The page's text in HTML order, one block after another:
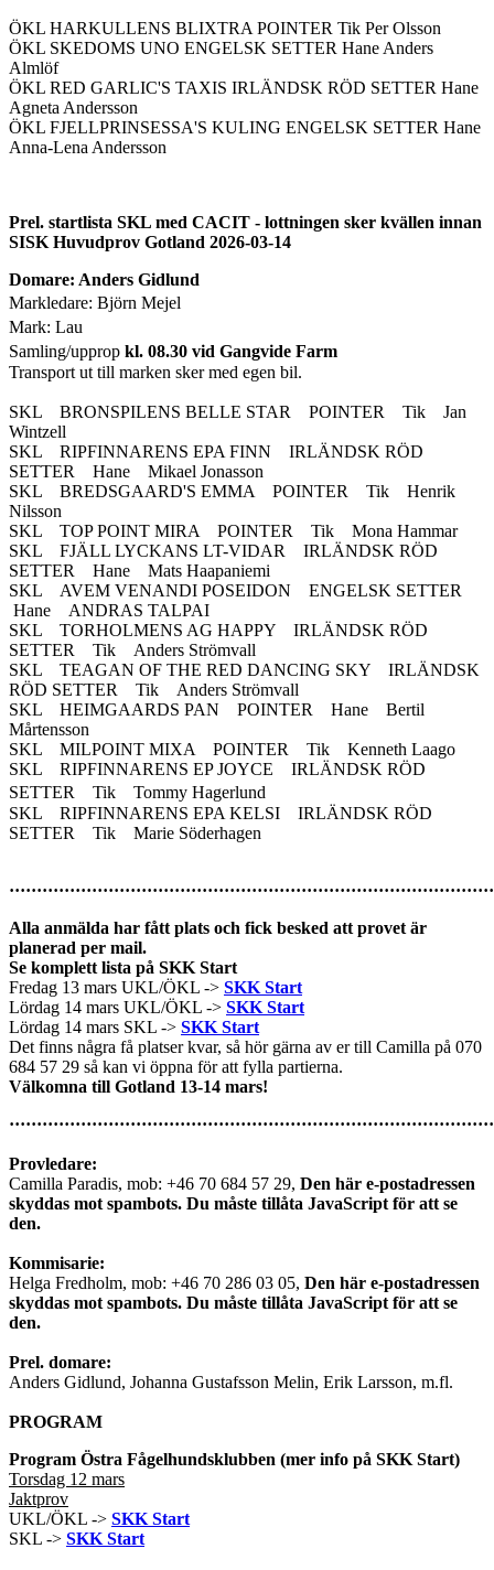
ÖKL HARKULLENS BLIXTRA POINTER Tik Per Olsson
ÖKL SKEDOMS UNO ENGELSK SETTER Hane Anders
Almlöf
ÖKL RED GARLIC'S TAXIS IRLÄNDSK RÖD SETTER Hane
Agneta Andersson
ÖKL FJELLPRINSESSA'S KULING ENGELSK SETTER Hane
Anna-Lena Andersson
Prel. startlista SKL med CACIT - lottningen sker kvällen innan
SISK Huvudprov Gotland 2026-03-14
Domare: Anders Gidlund
Markledare: Björn Mejel
Mark: Lau
Samling/upprop kl. 08.30 vid Gangvide Farm
Transport ut till marken sker med egen bil.
SKL BRONSPILENS BELLE STAR POINTER Tik Jan
Wintzell
SKL RIPFINNARENS EPA FINN IRLÄNDSK RÖD
SETTER Hane Mikael Jonasson
SKL BREDSGAARD'S EMMA POINTER Tik Henrik
Nilsson
SKL TOP POINT MIRA POINTER Tik Mona Hammar
SKL FJÄLL LYCKANS LT-VIDAR IRLÄNDSK RÖD
SETTER Hane Mats Haapaniemi
SKL AVEM VENANDI POSEIDON ENGELSK SETTER
Hane ANDRAS TALPAI
SKL TORHOLMENS AG HAPPY IRLÄNDSK RÖD
SETTER Tik Anders Strömvall
SKL TEAGAN OF THE RED DANCING SKY IRLÄNDSK
RÖD SETTER Tik Anders Strömvall
SKL HEIMGAARDS PAN POINTER Hane Bertil
Mårtensson
SKL MILPOINT MIXA POINTER Tik Kenneth Laago
SKL RIPFINNARENS EP JOYCE IRLÄNDSK RÖD
SETTER Tik Tommy Hagerlund
SKL RIPFINNARENS EPA KELSI IRLÄNDSK RÖD
SETTER Tik Marie Söderhagen
Alla anmälda har fått plats och fick besked att provet är
planerad per mail.
Se komplett lista på SKK Start
Fredag 13 mars UKL/ÖKL -> SKK Start
Lördag 14 mars UKL/ÖKL -> SKK Start
Lördag 14 mars SKL -> SKK Start
Det finns några få platser kvar, så hör gärna av er till Camilla på 070
684 57 29 så kan vi öppna för att fylla partierna.
Välkomna till Gotland 13-14 mars!
Provledare:
Camilla Paradis, mob: +46 70 684 57 29, Den här e-postadressen
skyddas mot spambots. Du måste tillåta JavaScript för att se
den.
Kommisarie:
Helga Fredholm, mob: +46 70 286 03 05, Den här e-postadressen
skyddas mot spambots. Du måste tillåta JavaScript för att se
den.
Prel. domare:
Anders Gidlund, Johanna Gustafsson Melin, Erik Larsson, m.fl.
PROGRAM
Program Östra Fågelhundsklubben (mer info på SKK Start)
Torsdag 12 mars
Jaktprov
UKL/ÖKL -> SKK Start
SKL -> SKK Start